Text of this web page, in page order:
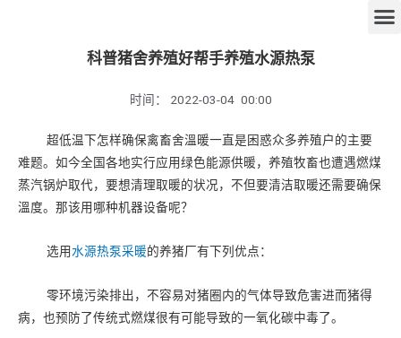
科普猪舍养殖好帮手养殖水源热泵
时间： 2022-03-04 00:00
超低温下怎样确保禽畜舍溫暖一直是困惑众多养殖户的主要
难题。如今全国各地实行应用绿色能源供暖，养殖牧畜也遭遇燃煤
蒸汽锅炉取代，要想清理取暖的状况，不但要清洁取暖还需要确保
溫度。那该用哪种机器设备呢？
选用 水源热泵采暖的养猪厂有下列优点：
零环境污染排出，不容易对猪圈内的气体导致危害进而猪得
病，也预防了传统式燃煤很有可能导致的一氧化碳中毒了。